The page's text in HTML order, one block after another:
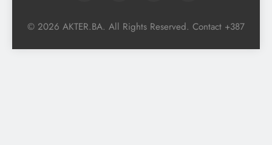
© 2026 AKTER.BA. All Rights Reserved. Contact +387